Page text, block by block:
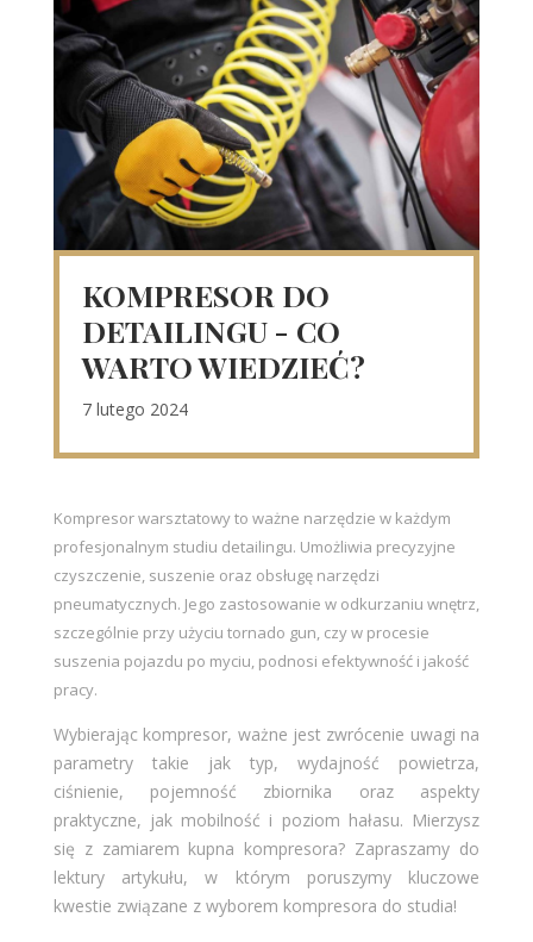
KOMPRESOR DO
DETAILINGU - CO
WARTO WIEDZIEĆ?
7 lutego 2024
Kompresor warsztatowy to ważne narzędzie w każdym
profesjonalnym studiu detailingu. Umożliwia precyzyjne
czyszczenie, suszenie oraz obsługę narzędzi
pneumatycznych. Jego zastosowanie w odkurzaniu wnętrz,
szczególnie przy użyciu tornado gun, czy w procesie
suszenia pojazdu po myciu, podnosi efektywność i jakość
pracy.
Wybierając kompresor, ważne jest zwrócenie uwagi na
parametry takie jak typ, wydajność powietrza,
ciśnienie, pojemność zbiornika oraz aspekty
praktyczne, jak mobilność i poziom hałasu. Mierzysz
się z zamiarem kupna kompresora? Zapraszamy do
lektury artykułu, w którym poruszymy kluczowe
kwestie związane z wyborem kompresora do studia!